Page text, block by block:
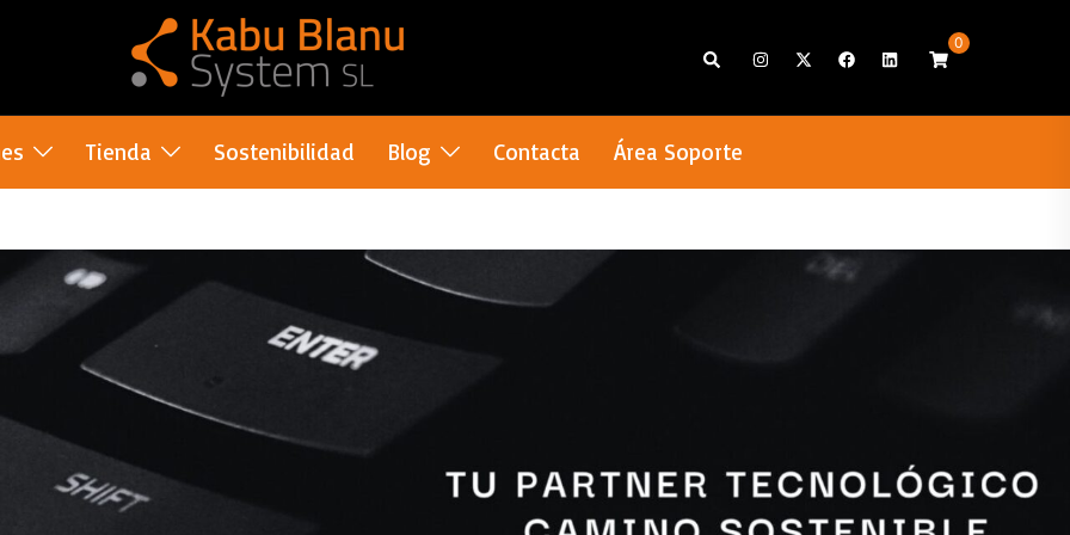
Search
0
Tienda Sostenibilidad Blog Contacta Área Soporte